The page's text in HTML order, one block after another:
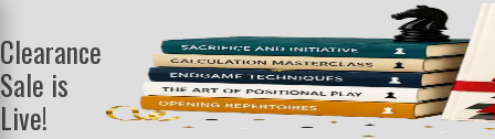
Clearance
Sale is
Live!